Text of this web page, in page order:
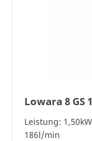
Lowara 8 GS
Leistung:
186l/min